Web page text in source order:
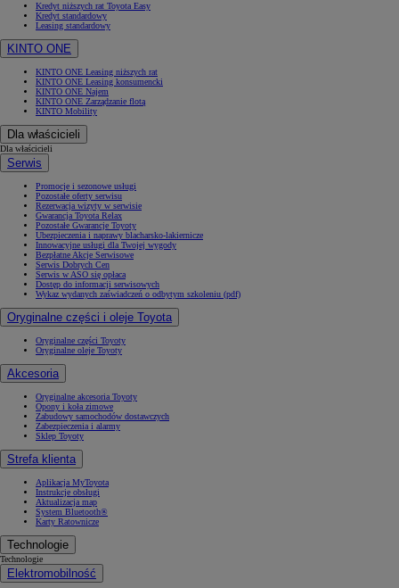
Kredyt niższych rat Toyota Easy
Kredyt standardowy
Leasing standardowy
KINTO ONE
KINTO ONE Leasing niższych rat
KINTO ONE Leasing konsumencki
KINTO ONE Najem
KINTO ONE Zarządzanie flotą
KINTO Mobility
Dla właścicieli
Dla właścicieli
Serwis
Promocje i sezonowe usługi
Pozostałe oferty serwisu
Rezerwacja wizyty w serwisie
Gwarancja Toyota Relax
Pozostałe Gwarancje Toyoty
Ubezpieczenia i naprawy blacharsko-lakiernicze
Innowacyjne usługi dla Twojej wygody
Bezpłatne Akcje Serwisowe
Serwis Dobrych Cen
Serwis w ASO się opłaca
Dostęp do informacji serwisowych
Wykaz wydanych zaświadczeń o odbytym szkoleniu (pdf)
Oryginalne części i oleje Toyota
Oryginalne części Toyoty
Oryginalne oleje Toyoty
Akcesoria
Oryginalne akcesoria Toyoty
Opony i koła zimowe
Zabudowy samochodów dostawczych
Zabezpieczenia i alarmy
Sklep Toyoty
Strefa klienta
Aplikacja MyToyota
Instrukcje obsługi
Aktualizacja map
System Bluetooth®
Karty Ratownicze
Technologie
Technologie
Elektromobilność